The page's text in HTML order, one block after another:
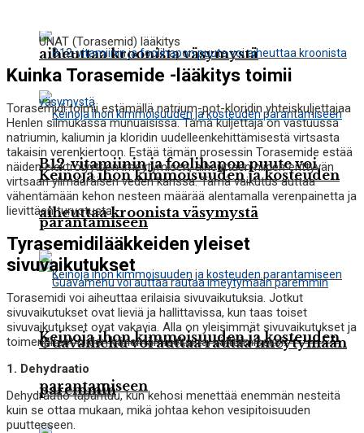
aiheuttaa kroonista väsymystä
Keinoja ihon kimmoisuuden ja kosteuden
parantamiseen
Guavamehu voi auttaa rautaa imeytymään
paremmin
B12-vitamiinin ja foolihapon puute voi
aiheuttaa kroonista väsymystä
Keinoja ihon kimmoisuuden ja kosteuden
parantamiseen
UNAT (Torasemid) lääkitys
Kuinka Torasemide -lääkitys toimii
Torasemidi toimii estämällä natrium-pot-kloridin yhteiskuljettajaa
Henlen silmukassa munuaisissa. Tämä kuljettaja on vastuussa
natriumin, kaliumin ja kloridin uudelleenkehittämisestä virtsasta
takaisin verenkiertoon. Estää tämän prosessin Torasemide estää
näiden elektrolyyttien imeytymisen, aiheuttaen niiden erittyvän
virtsaan ylimääräisen veden kanssa. Tämä vaikutus auttaa
vähentämään kehon nesteen määrää alentamalla verenpainetta ja
lievittäen turvotusta.
Tyrasemidilääkkeiden yleiset
sivuvaikutukset
Torasemidi voi aiheuttaa erilaisia ​​sivuvaikutuksia. Jotkut
sivuvaikutukset ovat lieviä ja hallittavissa, kun taas toiset
sivuvaikutukset ovat vakavia. Alla on yleisimmät sivuvaikutukset ja
toimenpiteet niiden vähentämiseksi tai välttämiseksi.
1. Dehydraatio
Dehydraatio tapahtuu, kun kehosi menettää enemmän nesteitä
kuin se ottaa mukaan, mikä johtaa kehon vesipitoisuuden
puutteeseen.